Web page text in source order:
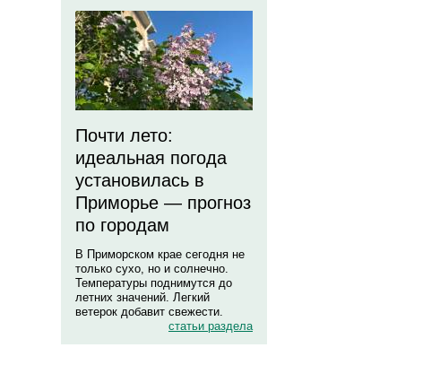
Почти лето:
идеальная погода
установилась в
Приморье — прогноз
по городам
В Приморском крае сегодня не
только сухо, но и солнечно.
Температуры поднимутся до
летних значений. Легкий
ветерок добавит свежести.
статьи раздела